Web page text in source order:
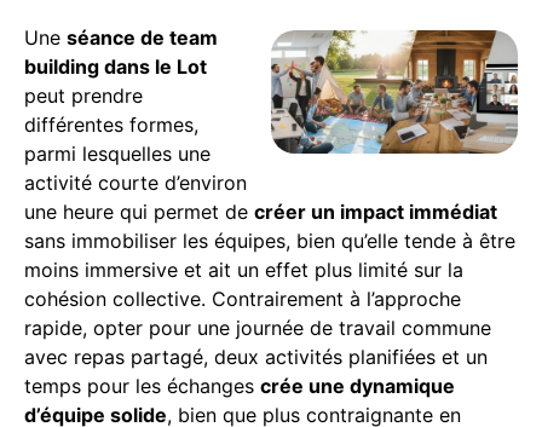
Une séance de team
building dans le Lot
peut prendre
différentes formes,
parmi lesquelles une
activité courte d’environ
une heure qui permet de créer un impact immédiat
sans immobiliser les équipes, bien qu’elle tende à être
moins immersive et ait un effet plus limité sur la
cohésion collective. Contrairement à l’approche
rapide, opter pour une journée de travail commune
avec repas partagé, deux activités planifiées et un
temps pour les échanges crée une dynamique
d’équipe solide, bien que plus contraignante en